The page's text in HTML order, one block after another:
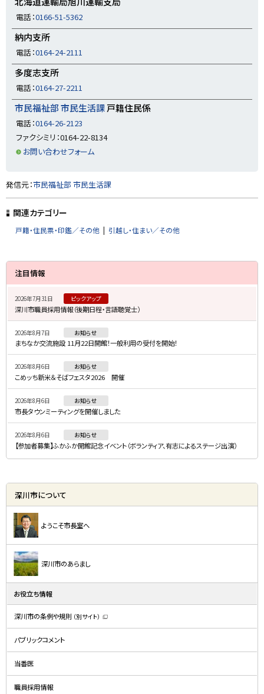
戻
電話：0166-51-5362
納内支所
電話：0164-24-2111
多度志支所
電話：0164-27-2211
市民福祉部 市民生活課戸籍住民係
電話：0164-26-2123
ファクシミリ：0164-22-8134
お問い合わせフォーム
ト
ッ
プ
発信元：市民福祉部 市民生活課
関連カテゴリー
戸籍・住民票・印鑑／その他 引越し・住まい／その他
サ
イ
・
メ
ニ
ュ
ー
注目情報
2026年7月31日 ピックアップ
深川市職員採用情報（後期日程・言語聴覚士）
2026年8月7日 お知らせ
まちなか交流施設 11月22日開館！一般利用の受付を開始！
2026年8月6日 お知らせ
こめッち新米＆そばフェスタ2026 開催
2026年8月6日 お知らせ
市長タウンミーティングを開催しました
2026年8月6日 お知らせ
【参加者募集】ふかふか開館記念イベント（ボランティア、有志によるステージ出演）
深川市について
ようこそ市長室へ
深川市のあらまし
お役立ち情報
深川市の条例や規則 （別サイト）
新
で
パブリックコメント
当番医
職員採用情報